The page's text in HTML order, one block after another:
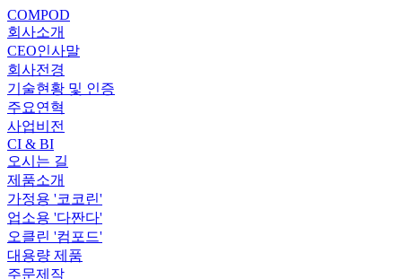
COMPOD
회사소개
CEO인사말
회사전경
기술현황 및 인증
주요연혁
사업비전
CI & BI
오시는 길
제품소개
가정용 '코코린'
업소용 '다짠다'
오클린 '컴포드'
대용량 제품
주문제작